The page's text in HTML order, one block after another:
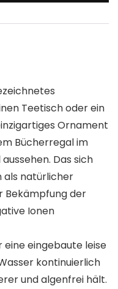
Teetisch oder ein
Ornament
Bücherregal im
Das sich
als natürlicher
Bekämpfung der
Ionen
eingebaute leise
kontinuierlich
und algenfrei hält.